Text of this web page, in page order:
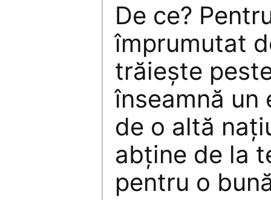
De ce?
împrumutat
trăieşte
înseamnă un
de o altă
abţine de la
pentru o